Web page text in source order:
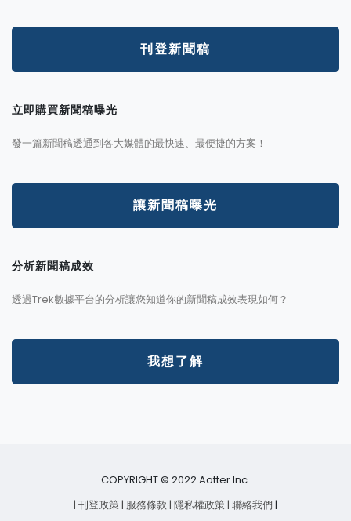
刊登新聞稿
立即購買新聞稿曝光
發一篇新聞稿透通到各大媒體的最快速、最便捷的方案！
讓新聞稿曝光
分析新聞稿成效
透過Trek數據平台的分析讓您知道你的新聞稿成效表現如何？
我想了解
COPYRIGHT © 2022 Aotter Inc.
| 刊登政策| 服務條款 | 隱私權政策| 聯絡我們 |